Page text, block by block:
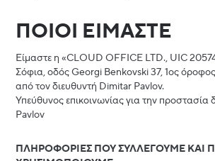
ΠΟΙΟΙ ΕΙΜΑΣΤΕ
Είμαστε η «CLOUD OFFICE LTD., UIC
Σόφια, οδός Georgi Benkovski 37, 1ος
από τον διευθυντή Dimitar Pavlov.
Υπεύθυνος επικοινωνίας για την
Pavlov
ΠΛΗΡΟΦΟΡΙΕΣ ΠΟΥ ΣΥΛΛΕΓΟΥΜΕ ΚΑΙ